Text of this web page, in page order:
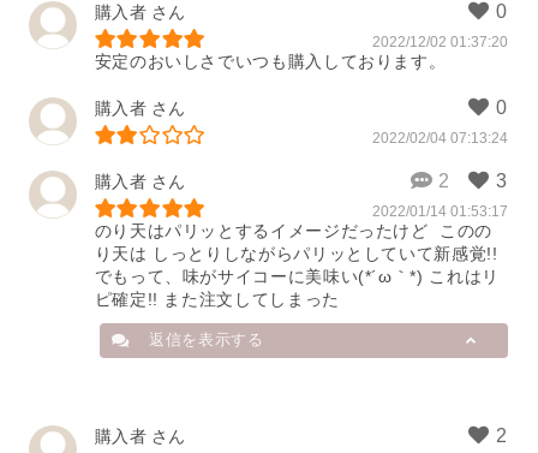
購入者
2022/12/02 01:37:20
安定のおいしさでいつも購入しております。
購入者
2022/02/04 07:13:24
購入者
2022/01/14 01:53:17
のり天はパリッとするイメージだったけど  このの
り天は しっとりしながらパリッとしていて新感覚!!
でもって、味がサイコーに美味い(*´ω｀*) これはリ
ピ確定!! また注文してしまった
返信を表示する
購入者
購入者
購入者